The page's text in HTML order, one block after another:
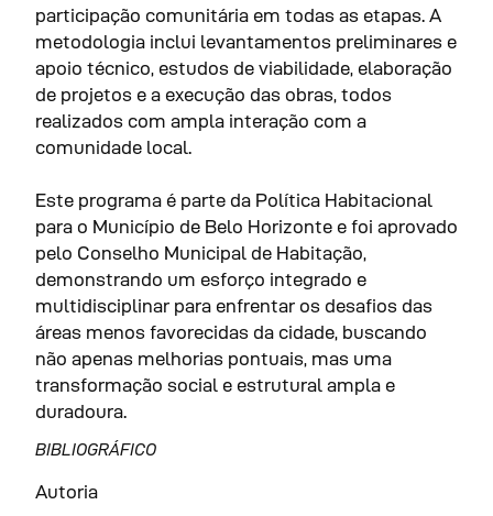
participação comunitária em todas as etapas. A
metodologia inclui levantamentos preliminares e
apoio técnico, estudos de viabilidade, elaboração
de projetos e a execução das obras, todos
realizados com ampla interação com a
comunidade local.
Este programa é parte da Política Habitacional
para o Município de Belo Horizonte e foi aprovado
pelo Conselho Municipal de Habitação,
demonstrando um esforço integrado e
multidisciplinar para enfrentar os desafios das
áreas menos favorecidas da cidade, buscando
não apenas melhorias pontuais, mas uma
transformação social e estrutural ampla e
duradoura.
BIBLIOGRÁFICO
Autoria